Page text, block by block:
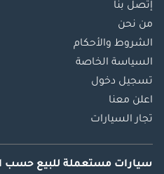
إتصل بنا
من نحن
الشروط والأحكام
السياسة الخاصة
تسجيل دخول
اعلن معنا
تجار السيارات
سيارات مستعملة للبيع حسب